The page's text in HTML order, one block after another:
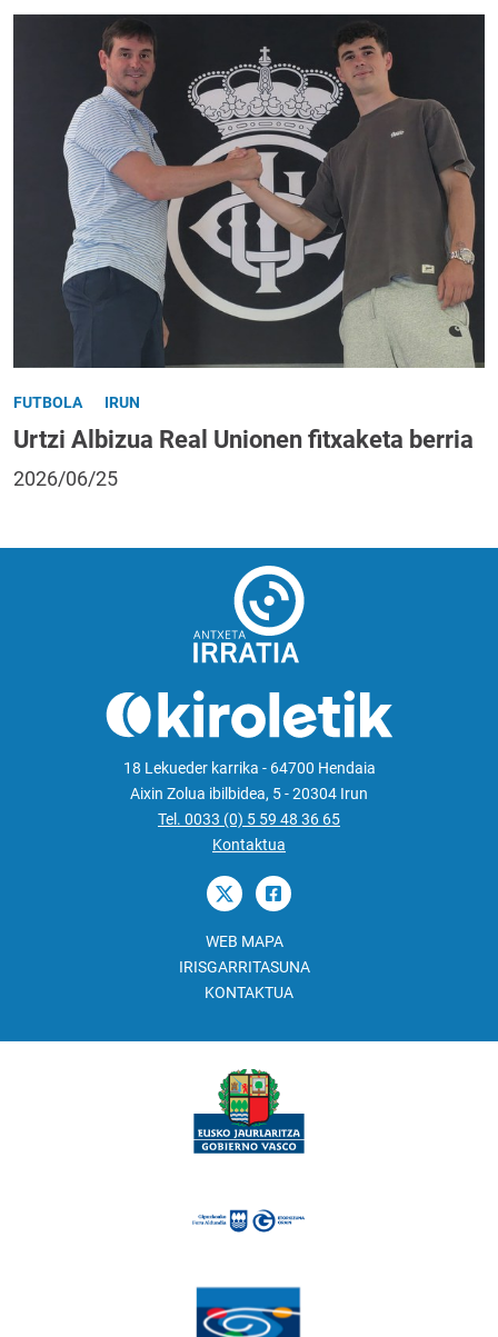
FUTBOLA IRUN
Urtzi Albizua Real Unionen fitxaketa berria
2026/06/25
18 Lekueder karrika - 64700 Hendaia
Aixin Zolua ibilbidea, 5 - 20304 Irun
Tel. 0033 (0) 5 59 48 36 65
Kontaktua
WEB MAPA
IRISGARRITASUNA
KONTAKTUA